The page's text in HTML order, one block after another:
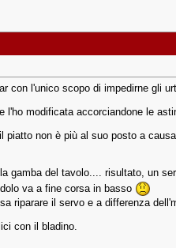
con l'unico scopo di impedirne gli
l'ho modificata accorciandone le
non è più al suo posto a
gamba del tavolo.... risultato, un
va a fine corsa in basso
riparare il servo e a differenza
con il bladino.